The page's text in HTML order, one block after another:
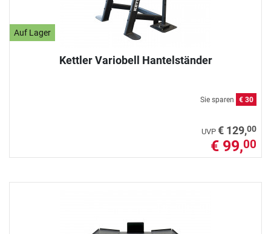
Auf Lager
Kettler Variobell Hantelständer
Sie sparen € 30
UVP € 129,00
€ 99,00